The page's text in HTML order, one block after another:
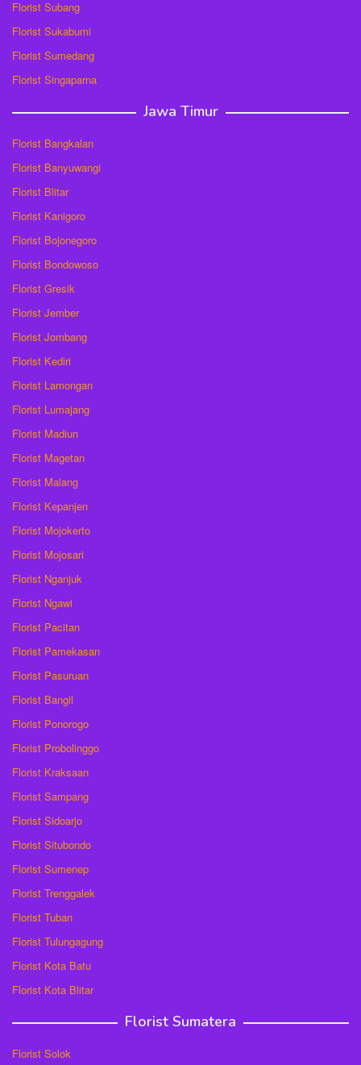
Florist Subang
Florist Sukabumi
Florist Sumedang
Florist Singaparna
Jawa Timur
Florist Bangkalan
Florist Banyuwangi
Florist Blitar
Florist Kanigoro
Florist Bojonegoro
Florist Bondowoso
Florist Gresik
Florist Jember
Florist Jombang
Florist Kediri
Florist Lamongan
Florist Lumajang
Florist Madiun
Florist Magetan
Florist Malang
Florist Kepanjen
Florist Mojokerto
Florist Mojosari
Florist Nganjuk
Florist Ngawi
Florist Pacitan
Florist Pamekasan
Florist Pasuruan
Florist Bangil
Florist Ponorogo
Florist Probolinggo
Florist Kraksaan
Florist Sampang
Florist Sidoarjo
Florist Situbondo
Florist Sumenep
Florist Trenggalek
Florist Tuban
Florist Tulungagung
Florist Kota Batu
Florist Kota Blitar
Florist Sumatera
Florist Solok